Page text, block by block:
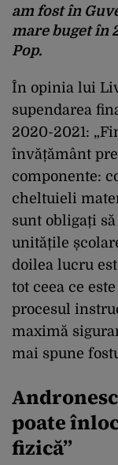
am fost în
mare buget în
Pop.
În opinia lui
supendarea
2020-2021:
învățământ
componente:
cheltuieli
sunt obligați
unitățile
doilea lucru
tot ceea ce
procesul
maximă
mai spune
poate
fizică”